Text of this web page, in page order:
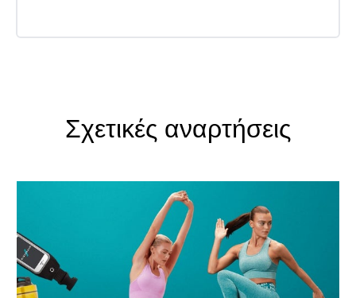
Σχετικές αναρτήσεις